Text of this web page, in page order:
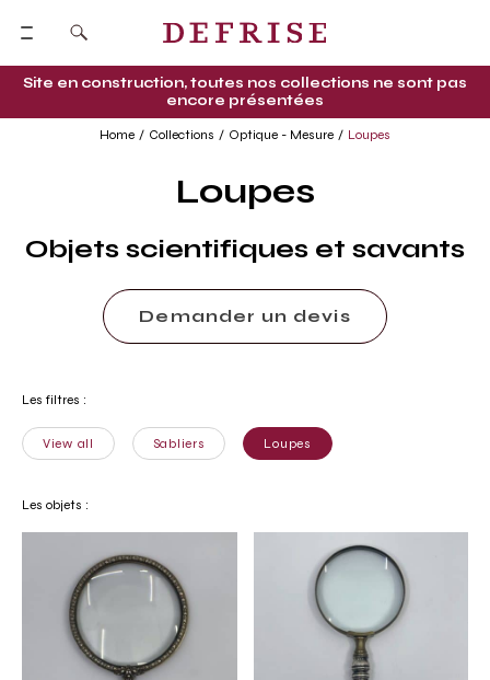
Site en construction, toutes nos collections ne sont pas
encore présentées
Home Collections Optique - Mesure Loupes
Loupes
Objets scientifiques et savants
Demander un devis
Les filtres :
View all Sabliers Loupes
Les objets :